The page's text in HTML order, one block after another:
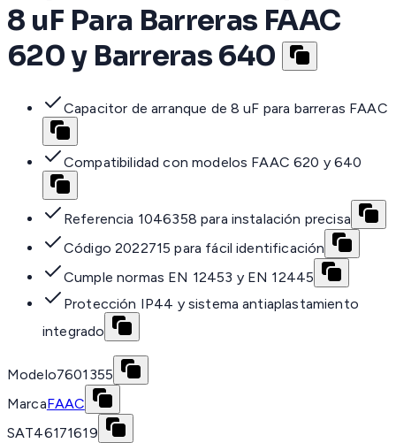
8 uF Para Barreras FAAC
620 y Barreras 640
Capacitor de arranque de 8 uF para barreras FAAC
Compatibilidad con modelos FAAC 620 y 640
Referencia 1046358 para instalación precisa
Código 2022715 para fácil identificación
Cumple normas EN 12453 y EN 12445
Protección IP44 y sistema antiaplastamiento
integrado
Modelo7601355
MarcaFAAC
SAT46171619